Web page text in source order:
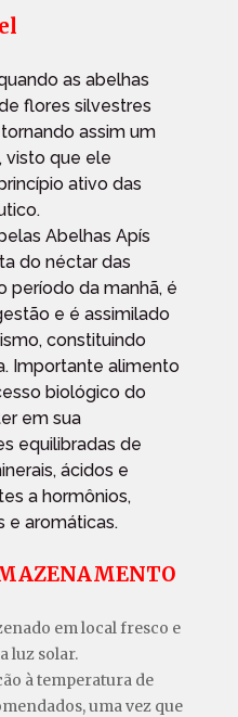
as abelhas
flores silvestres
assim um
visto que ele
ativo das
Abelhas Apís
do néctar das
período da manhã, é
e é assimilado
constituindo
Importante alimento
biológico do
em sua
equilibradas de
ácidos e
a hormônios,
e aromáticas.
em local fresco e
luz solar.
à temperatura de
uma vez que